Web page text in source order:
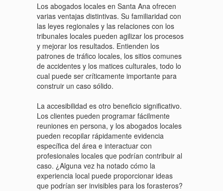
Los abogados locales en Santa Ana ofrecen
varias ventajas distintivas. Su familiaridad con
las leyes regionales y las relaciones con los
tribunales locales pueden agilizar los procesos
y mejorar los resultados. Entienden los
patrones de tráfico locales, los sitios comunes
de accidentes y los matices culturales, todo lo
cual puede ser críticamente importante para
construir un caso sólido.
La accesibilidad es otro beneficio significativo.
Los clientes pueden programar fácilmente
reuniones en persona, y los abogados locales
pueden recopilar rápidamente evidencia
específica del área e interactuar con
profesionales locales que podrían contribuir al
caso. ¿Alguna vez ha notado cómo la
experiencia local puede proporcionar ideas
que podrían ser invisibles para los forasteros?